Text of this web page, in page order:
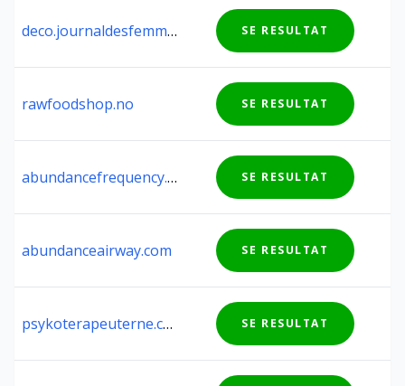
deco.journaldesfemmes.fr SE RESULTAT
rawfoodshop.no SE RESULTAT
abundancefrequency.co SE RESULTAT
abundanceairway.com SE RESULTAT
psykoterapeuterne.com SE RESULTAT